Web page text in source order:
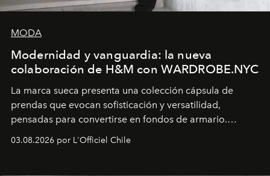
MODA
Modernidad y vanguardia: la nueva
colaboración de H&M con WARDROBE.NYC
La marca sueca presenta una colección cápsula de
prendas que evocan sofisticación y versatilidad,
pensadas para convertirse en fondos de armario.
03.08.2026 por L'Officiel Chile